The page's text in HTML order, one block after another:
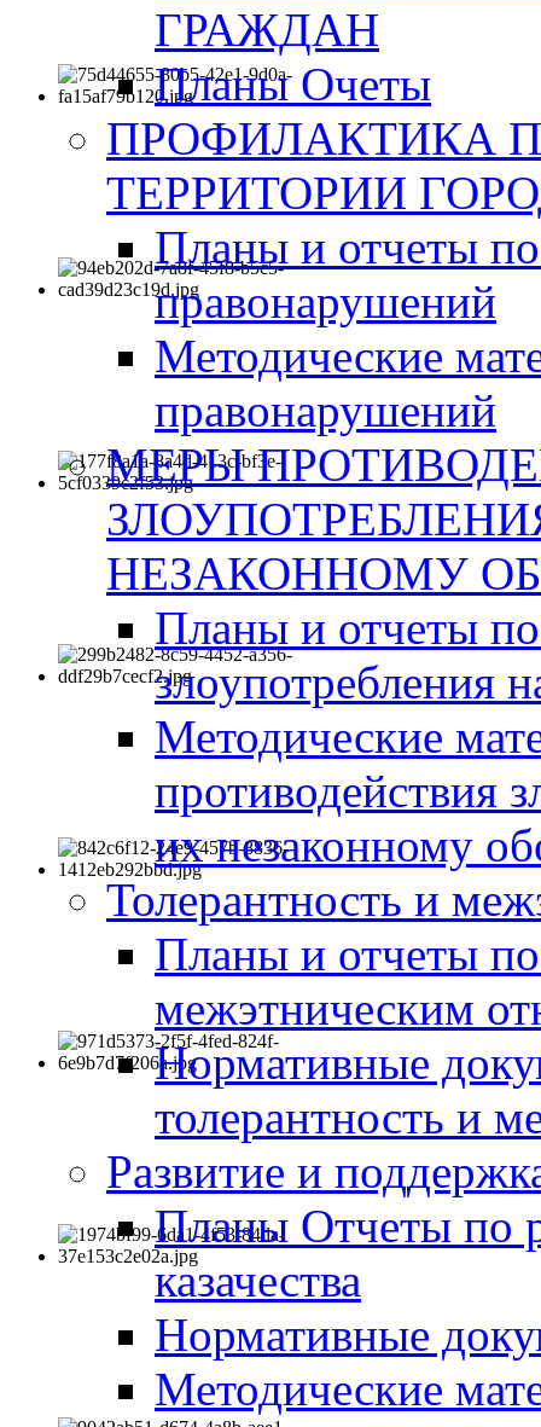
ГРАЖДАН
Планы Очеты
ПРОФИЛАКТИКА
ТЕРРИТОРИИ
Планы и отчеты
правонарушений
Методические
правонарушений
МЕРЫ
НЕЗАКОННОМУ
Планы и отчеты
злоупотребления
Методические
противодействия
их незаконному
Толерантность и
Планы и отчеты
межэтническим
Нормативные
толерантность и
Развитие и
Планы Отчеты по
казачества
Нормативные
Методические